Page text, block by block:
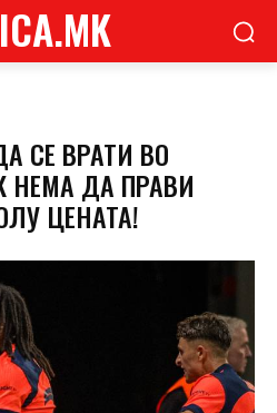
СЕ ВРАТИ ВО
НЕМА ДА ПРАВИ
ЦЕНАТА!